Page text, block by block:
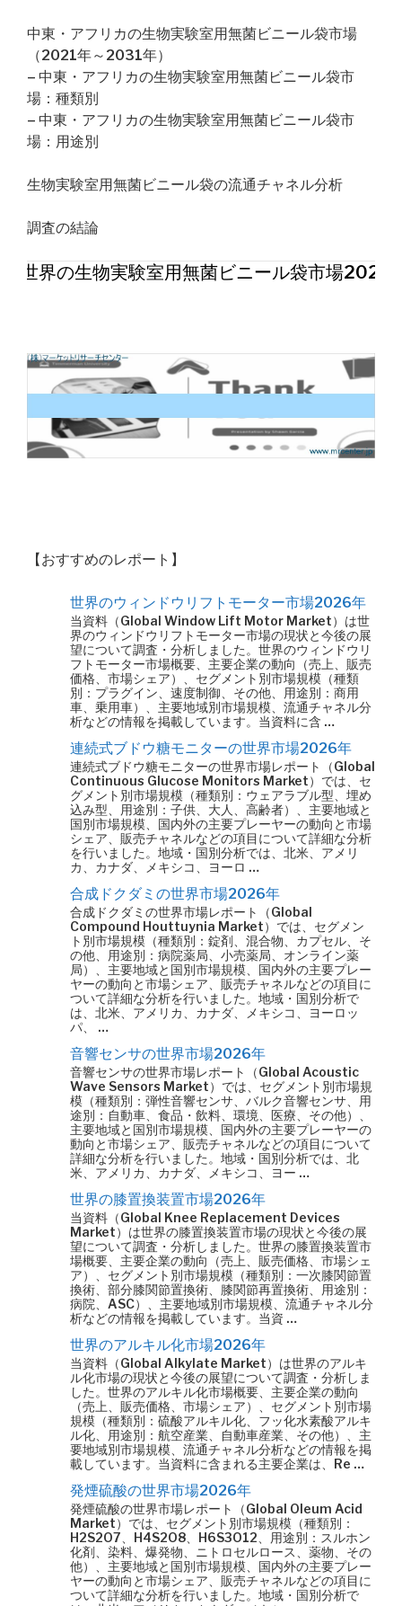
中東・アフリカの生物実験室用無菌ビニール袋市場
（2021年～2031年）
– 中東・アフリカの生物実験室用無菌ビニール袋市
場：種類別
– 中東・アフリカの生物実験室用無菌ビニール袋市
場：用途別
生物実験室用無菌ビニール袋の流通チャネル分析
調査の結論
世界の生物実験室用無菌ビニール袋市場2026
【おすすめのレポート】
世界のウィンドウリフトモーター市場2026年
当資料（Global Window Lift Motor Market）は世
界のウィンドウリフトモーター市場の現状と今後の展
望について調査・分析しました。世界のウィンドウリ
フトモーター市場概要、主要企業の動向（売上、販売
価格、市場シェア）、セグメント別市場規模（種類
別：プラグイン、速度制御、その他、用途別：商用
車、乗用車）、主要地域別市場規模、流通チャネル分
析などの情報を掲載しています。当資料に含 …
連続式ブドウ糖モニターの世界市場2026年
連続式ブドウ糖モニターの世界市場レポート（Global
Continuous Glucose Monitors Market）では、セ
グメント別市場規模（種類別：ウェアラブル型、埋め
込み型、用途別：子供、大人、高齢者）、主要地域と
国別市場規模、国内外の主要プレーヤーの動向と市場
シェア、販売チャネルなどの項目について詳細な分析
を行いました。地域・国別分析では、北米、アメリ
カ、カナダ、メキシコ、ヨーロ …
合成ドクダミの世界市場2026年
合成ドクダミの世界市場レポート（Global
Compound Houttuynia Market）では、セグメン
ト別市場規模（種類別：錠剤、混合物、カプセル、そ
の他、用途別：病院薬局、小売薬局、オンライン薬
局）、主要地域と国別市場規模、国内外の主要プレー
ヤーの動向と市場シェア、販売チャネルなどの項目に
ついて詳細な分析を行いました。地域・国別分析で
は、北米、アメリカ、カナダ、メキシコ、ヨーロッ
パ、 …
音響センサの世界市場2026年
音響センサの世界市場レポート（Global Acoustic
Wave Sensors Market）では、セグメント別市場規
模（種類別：弾性音響センサ、バルク音響センサ、用
途別：自動車、食品・飲料、環境、医療、その他）、
主要地域と国別市場規模、国内外の主要プレーヤーの
動向と市場シェア、販売チャネルなどの項目について
詳細な分析を行いました。地域・国別分析では、北
米、アメリカ、カナダ、メキシコ、ヨー …
世界の膝置換装置市場2026年
当資料（Global Knee Replacement Devices
Market）は世界の膝置換装置市場の現状と今後の展
望について調査・分析しました。世界の膝置換装置市
場概要、主要企業の動向（売上、販売価格、市場シェ
ア）、セグメント別市場規模（種類別：一次膝関節置
換術、部分膝関節置換術、膝関節再置換術、用途別：
病院、ASC）、主要地域別市場規模、流通チャネル分
析などの情報を掲載しています。当資 …
世界のアルキル化市場2026年
当資料（Global Alkylate Market）は世界のアルキ
ル化市場の現状と今後の展望について調査・分析しま
した。世界のアルキル化市場概要、主要企業の動向
（売上、販売価格、市場シェア）、セグメント別市場
規模（種類別：硫酸アルキル化、フッ化水素酸アルキ
ル化、用途別：航空産業、自動車産業、その他）、主
要地域別市場規模、流通チャネル分析などの情報を掲
載しています。当資料に含まれる主要企業は、Re …
発煙硫酸の世界市場2026年
発煙硫酸の世界市場レポート（Global Oleum Acid
Market）では、セグメント別市場規模（種類別：
H2S2O7、H4S2O8、H6S3O12、用途別：スルホン
化剤、染料、爆発物、ニトロセルロース、薬物、その
他）、主要地域と国別市場規模、国内外の主要プレー
ヤーの動向と市場シェア、販売チャネルなどの項目に
ついて詳細な分析を行いました。地域・国別分析で